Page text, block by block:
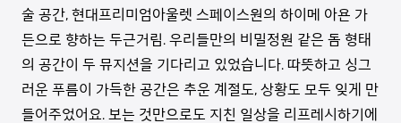
술 공간, 현대프리미엄아울렛 스페이스원의 하이메 아욘 가
든으로 향하는 두근거림. 우리들만의 비밀정원 같은 돔 형태
의 공간이 두 뮤지션을 기다리고 있었습니다. 따뜻하고 싱그
러운 푸름이 가득한 공간은 추운 계절도, 상황도 모두 잊게 만
들어주었어요. 보는 것만으로도 지친 일상을 리프레시하기에